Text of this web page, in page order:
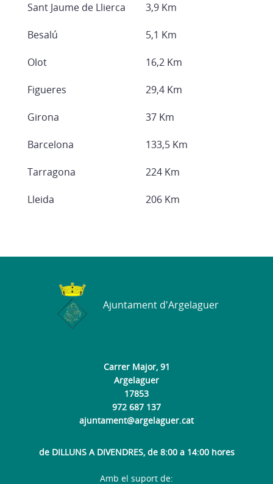
Sant Jaume de Llierca
Besalú
Olot
Figueres
Girona
Barcelona
Tarragona
Lleida
3,9 Km
5,1 Km
16,2 Km
29,4 Km
37 Km
133,5 Km
224 Km
206 Km
Carrer Major, 91
Argelaguer
17853
972 687 137
ajuntament@argelaguer.cat
de DILLUNS A DIVENDRES, de 8:00 a 14:00 hores
Ajuntament d'Argelaguer
Amb el suport de: